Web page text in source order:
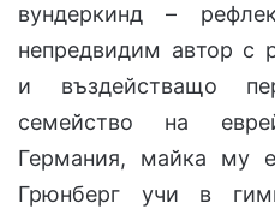
вундеркинд –
непредвидим автор с
и въздействащо
семейство на
Германия, майка му
Грюнберг учи в